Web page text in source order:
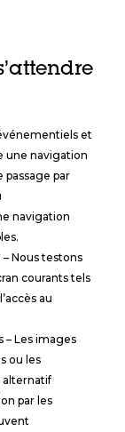
et
une navigation
passage par
navigation
Nous testons
courants tels
au
– Les images
ou les
alternatif
par les